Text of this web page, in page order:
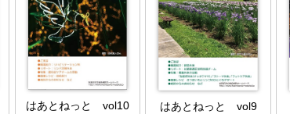
はあとねっと vol10 はあとねっと vol9